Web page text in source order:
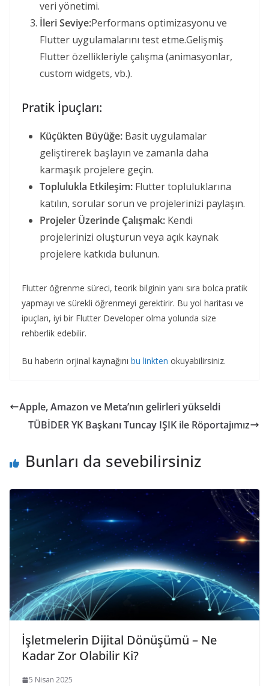
veri yönetimi.
İleri Seviye:Performans optimizasyonu ve
Flutter uygulamalarını test etme.Gelişmiş
Flutter özellikleriyle çalışma (animasyonlar,
custom widgets, vb.).
Pratik İpuçları:
Küçükten Büyüğe: Basit uygulamalar
geliştirerek başlayın ve zamanla daha
karmaşık projelere geçin.
Toplulukla Etkileşim: Flutter topluluklarına
katılın, sorular sorun ve projelerinizi paylaşın.
Projeler Üzerinde Çalışmak: Kendi
projelerinizi oluşturun veya açık kaynak
projelere katkıda bulunun.
Flutter öğrenme süreci, teorik bilginin yanı sıra bolca pratik
yapmayı ve sürekli öğrenmeyi gerektirir. Bu yol haritası ve
ipuçları, iyi bir Flutter Developer olma yolunda size
rehberlik edebilir.
Bu haberin orjinal kaynağını bu linkten okuyabilirsiniz.
Apple, Amazon ve Meta’nın gelirleri yükseldi
TÜBİDER YK Başkanı Tuncay IŞIK ile Röportajımız
Bunları da sevebilirsiniz
İşletmelerin Dijital Dönüşümü – Ne
Kadar Zor Olabilir Ki?
5 Nisan 2025